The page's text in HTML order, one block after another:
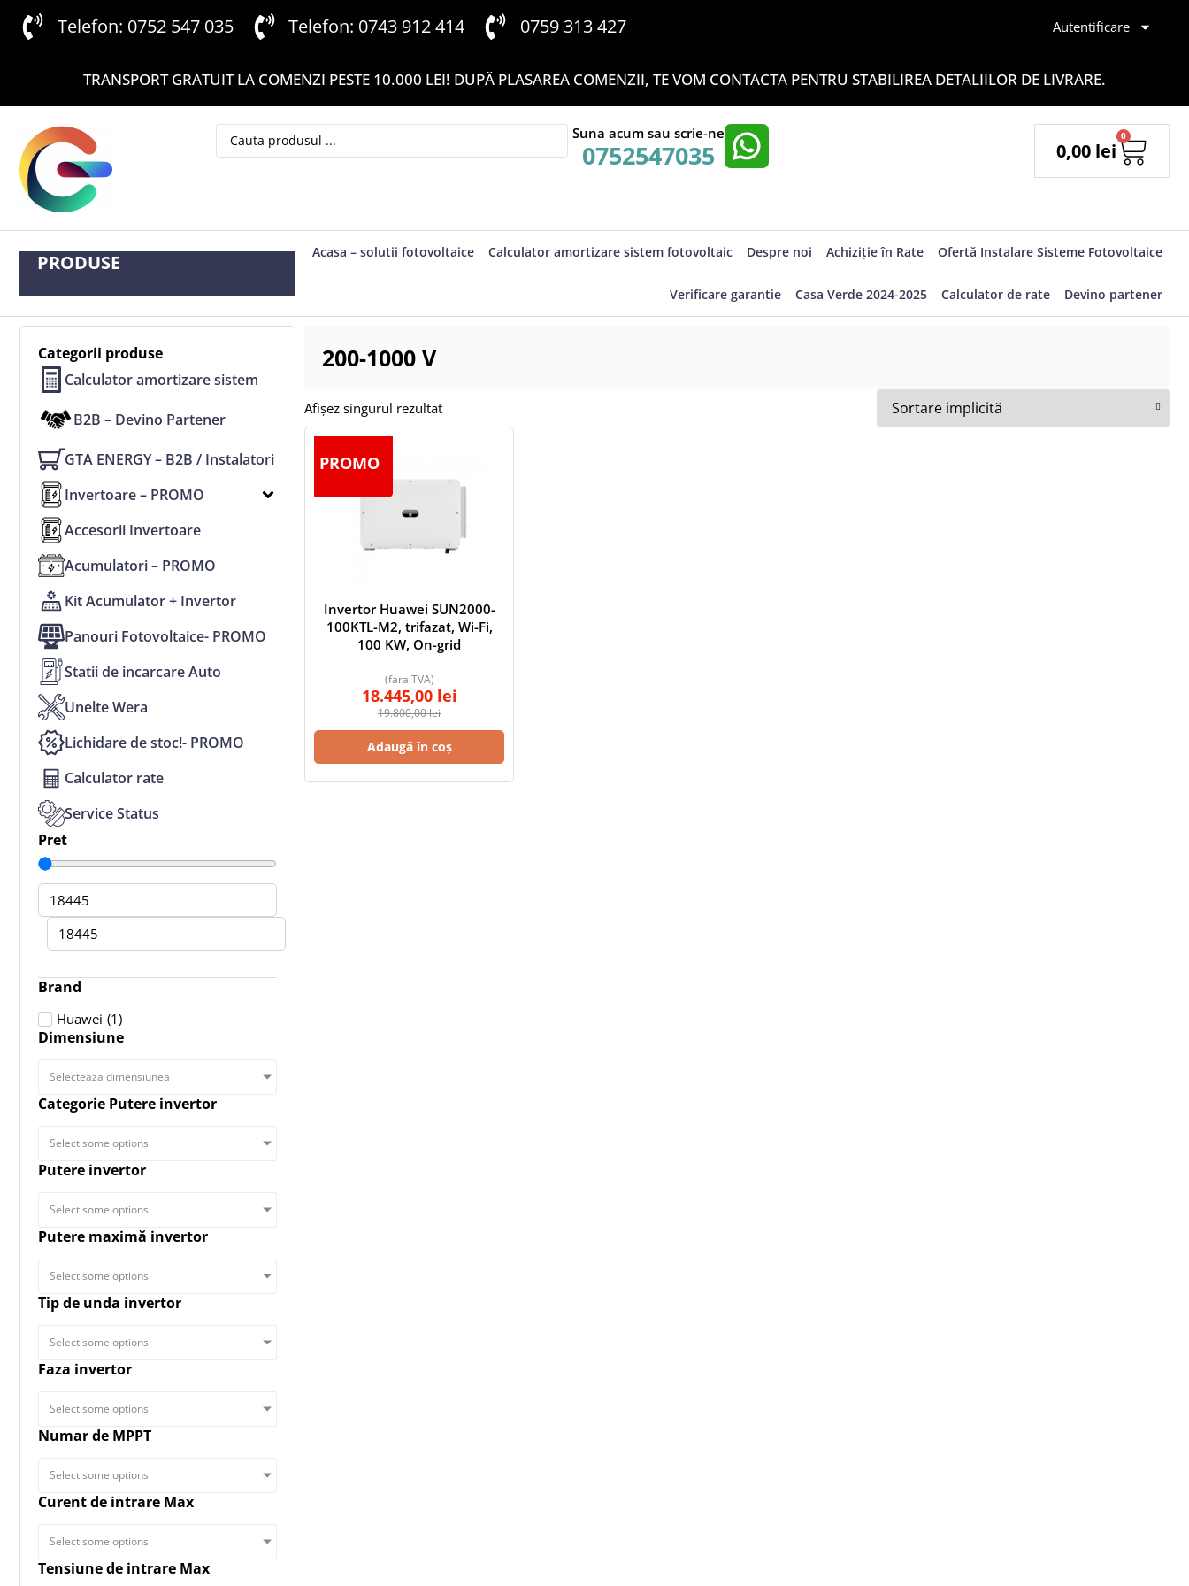
Telefon: 0752 547 035 Telefon: 0743 912 414 0759 313 427 Autentificare
TRANSPORT GRATUIT LA COMENZI PESTE 10.000 LEI! DUPĂ PLASAREA COMENZII, TE VOM CONTACTA PENTRU STABILIREA DETALIILOR DE LIVRARE.
Suna acum sau scrie-ne
0752547035 0,00 lei
0
PRODUSE Acasa – solutii fotovoltaice Calculator amortizare sistem fotovoltaic Despre noi Achiziție în Rate Ofertă Instalare Sisteme Fotovoltaice
Verificare garantie Casa Verde 2024-2025 Calculator de rate Devino partener
Categorii produse
Calculator amortizare sistem
B2B – Devino Partener
GTA ENERGY – B2B / Instalatori
Invertoare – PROMO
Accesorii Invertoare
Acumulatori – PROMO
Kit Acumulator + Invertor
Panouri Fotovoltaice- PROMO
Statii de incarcare Auto
Unelte Wera
Lichidare de stoc!- PROMO
Calculator rate
Service Status
Pret
Brand
Huawei (1)
Dimensiune
Selecteaza dimensiunea
Categorie Putere invertor
Select some options
Putere invertor
Select some options
Putere maximă invertor
Select some options
Tip de unda invertor
Select some options
Faza invertor
Select some options
Numar de MPPT
Select some options
Curent de intrare Max
Select some options
Tensiune de intrare Max
200-1000 V
Afișez singurul rezultat
PROMO
Invertor Huawei SUN2000-
100KTL-M2, trifazat, Wi-Fi,
100 KW, On-grid
19.800,00lei
18.445,00 lei
(fara TVA)
Adaugă în coș